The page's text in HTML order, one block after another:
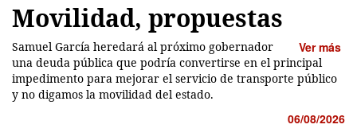
Movilidad, propuestas
Ver más
Samuel García heredará al próximo gobernador
una deuda pública que podría convertirse en el principal
impedimento para mejorar el servicio de transporte público
y no digamos la movilidad del estado.
06/08/2026